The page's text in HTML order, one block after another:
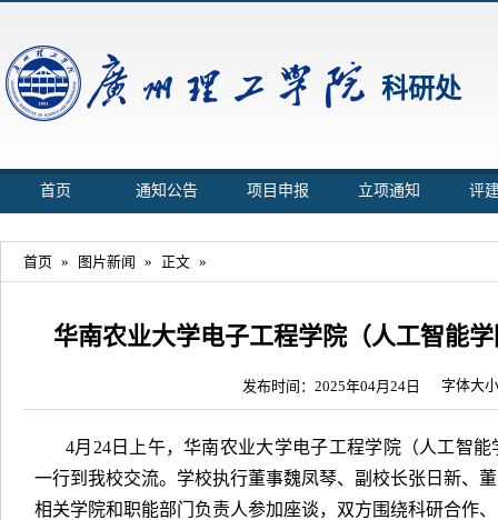
科研处
首页 通知公告 项目申报 立项通知 评
首页 » 图片新闻 » 正文 »
华南农业大学电子工程学院（人工智能
发布时间：2025年04月24日 字体大
4月24日上午，华南农业大学电子工程学院（人工智
一行到我校交流。学校执行董事魏凤琴、副校长张日新、
相关学院和职能部门负责人参加座谈，双方围绕科研合作